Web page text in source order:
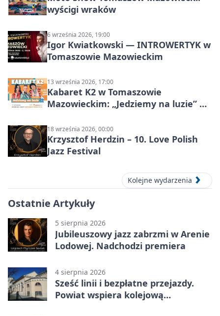
wyścigi wraków
6 września 2026, 19:00
Igor Kwiatkowski — INTROWERTYK w
Tomaszowie Mazowieckim
13 września 2026, 17:00
Kabaret K2 w Tomaszowie
Mazowieckim: „Jedziemy na luzie” w
Społecznej
18 września 2026, 00:00
Krzysztof Herdzin – 10. Love Polish
Jazz Festival
Kolejne wydarzenia
Ostatnie Artykuły
5 sierpnia 2026
Jubileuszowy jazz zabrzmi w Arenie
Lodowej. Nadchodzi premiera
4 sierpnia 2026
Sześć linii i bezpłatne przejazdy.
Powiat wspiera kolejową